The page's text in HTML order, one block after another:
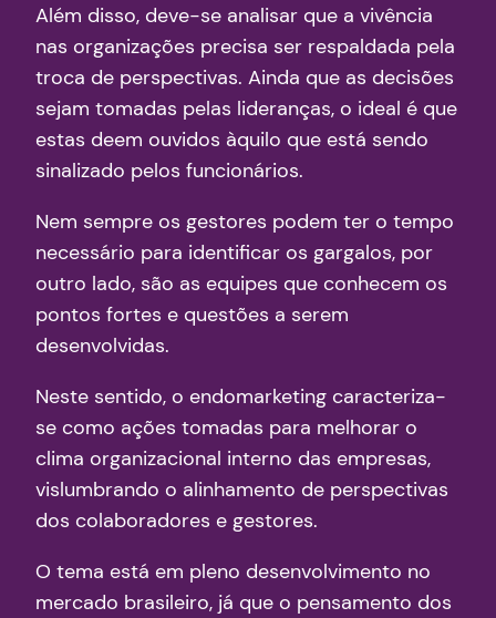
Além disso, deve-se analisar que a vivência
nas organizações precisa ser respaldada pela
troca de perspectivas. Ainda que as decisões
sejam tomadas pelas lideranças, o ideal é que
estas deem ouvidos àquilo que está sendo
sinalizado pelos funcionários.
Nem sempre os gestores podem ter o tempo
necessário para identificar os gargalos, por
outro lado, são as equipes que conhecem os
pontos fortes e questões a serem
desenvolvidas.
Neste sentido, o endomarketing caracteriza-
se como ações tomadas para melhorar o
clima organizacional interno das empresas,
vislumbrando o alinhamento de perspectivas
dos colaboradores e gestores.
O tema está em pleno desenvolvimento no
mercado brasileiro, já que o pensamento dos